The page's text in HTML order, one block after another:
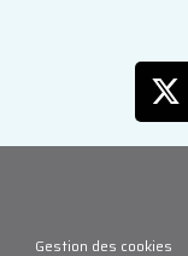
Gestion des cookies